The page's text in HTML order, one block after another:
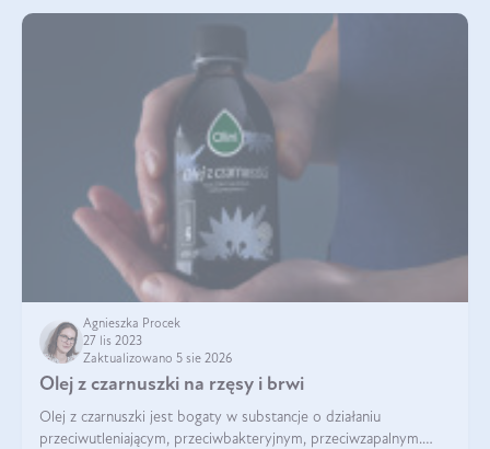
Agnieszka Procek
27 lis 2023
Zaktualizowano 5 sie 2026
Olej z czarnuszki na rzęsy i brwi
Olej z czarnuszki jest bogaty w substancje o działaniu
przeciwutleniającym, przeciwbakteryjnym, przeciwzapalnym.